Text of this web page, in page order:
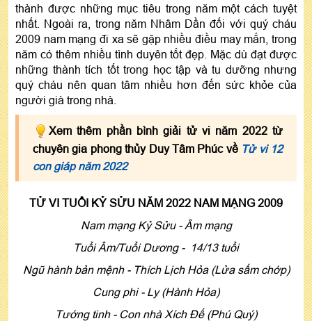
thành được những mục tiêu trong năm một cách tuyệt
nhất. Ngoài ra, trong năm Nhâm Dần đối với quý cháu
2009 nam mạng đi xa sẽ gặp nhiều điều may mắn, trong
năm có thêm nhiều tình duyên tốt đẹp. Mặc dù đạt được
những thành tích tốt trong học tập và tu dưỡng nhưng
quý cháu nên quan tâm nhiều hơn đến sức khỏe của
người già trong nhà.
Xem thêm phần bình giải tử vi năm 2022 từ
chuyên gia phong thủy Duy Tâm Phúc về Tử vi 12
con giáp năm 2022
TỬ VI TUỔI KỶ SỬU NĂM 2022 NAM MẠNG 2009
Nam mạng Kỷ Sửu - Âm mạng
Tuổi Âm/Tuổi Dương - 14/13 tuổi
Ngũ hành bản mệnh - Thích Lịch Hỏa (Lửa sấm chớp)
Cung phi - Ly (Hành Hỏa)
Tướng tinh - Con nhà Xích Đế (Phú Quý)